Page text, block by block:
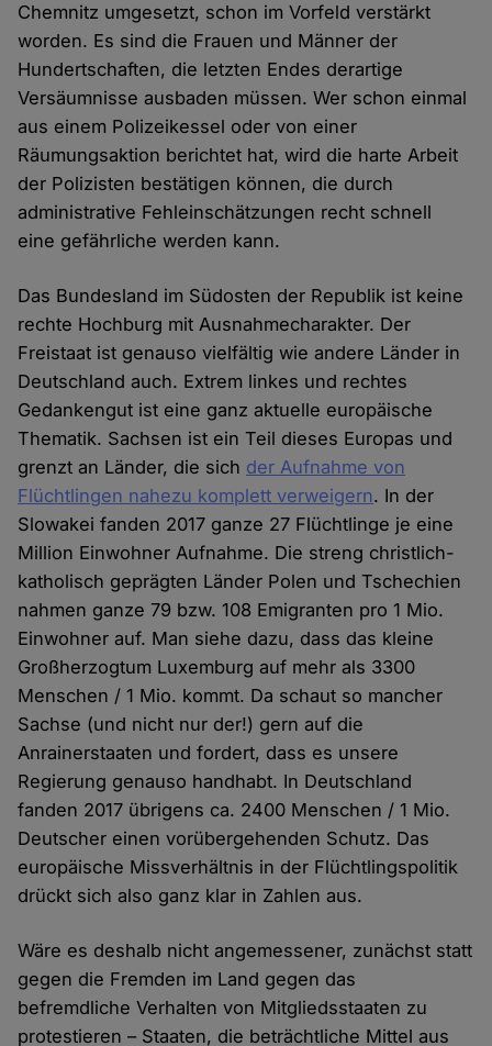
Chemnitz umgesetzt, schon im Vorfeld verstärkt
worden. Es sind die Frauen und Männer der
Hundertschaften, die letzten Endes derartige
Versäumnisse ausbaden müssen. Wer schon einmal
aus einem Polizeikessel oder von einer
Räumungsaktion berichtet hat, wird die harte Arbeit
der Polizisten bestätigen können, die durch
administrative Fehleinschätzungen recht schnell
eine gefährliche werden kann.
Das Bundesland im Südosten der Republik ist keine
rechte Hochburg mit Ausnahmecharakter. Der
Freistaat ist genauso vielfältig wie andere Länder in
Deutschland auch. Extrem linkes und rechtes
Gedankengut ist eine ganz aktuelle europäische
Thematik. Sachsen ist ein Teil dieses Europas und
grenzt an Länder, die sich der Aufnahme von
Flüchtlingen nahezu komplett verweigern. In der
Slowakei fanden 2017 ganze 27 Flüchtlinge je eine
Million Einwohner Aufnahme. Die streng christlich-
katholisch geprägten Länder Polen und Tschechien
nahmen ganze 79 bzw. 108 Emigranten pro 1 Mio.
Einwohner auf. Man siehe dazu, dass das kleine
Großherzogtum Luxemburg auf mehr als 3300
Menschen / 1 Mio. kommt. Da schaut so mancher
Sachse (und nicht nur der!) gern auf die
Anrainerstaaten und fordert, dass es unsere
Regierung genauso handhabt. In Deutschland
fanden 2017 übrigens ca. 2400 Menschen / 1 Mio.
Deutscher einen vorübergehenden Schutz. Das
europäische Missverhältnis in der Flüchtlingspolitik
drückt sich also ganz klar in Zahlen aus.
Wäre es deshalb nicht angemessener, zunächst statt
gegen die Fremden im Land gegen das
befremdliche Verhalten von Mitgliedsstaaten zu
protestieren – Staaten, die beträchtliche Mittel aus